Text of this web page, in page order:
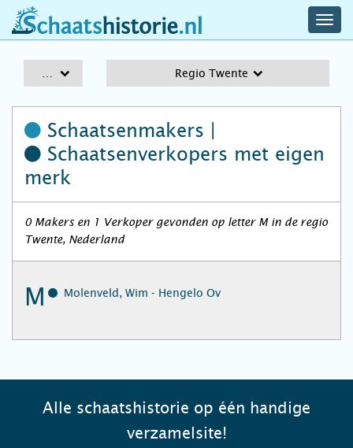
schaatshistorie.nl
Regio Twente
Schaatsenmakers |
Schaatsenverkopers met eigen
merk
0 Makers en 1 Verkoper gevonden op letter M in de regio
Twente, Nederland
M Molenveld, Wim - Hengelo Ov
Alle schaatshistorie op één handige
verzamelsite!